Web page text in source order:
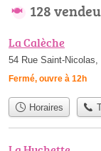
128
La Calèche
54 Rue Saint-Nicolas,
Fermé, ouvre à 12h
Horaires